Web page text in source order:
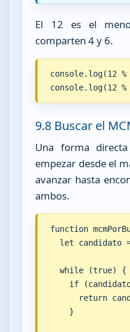
El 12 es el
comparten 4 y 6.
console.log(12
console.log(12
9.8 Buscar el
Una forma
empezar desde el
avanzar hasta
ambos.
function
let candidato
  while (true) {
if
return
    }